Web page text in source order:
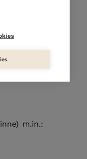
m.in.: